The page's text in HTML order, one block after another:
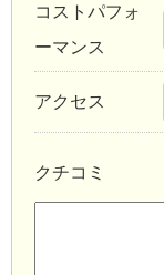
コストパフォ
ーマンス
アクセス
クチコミ